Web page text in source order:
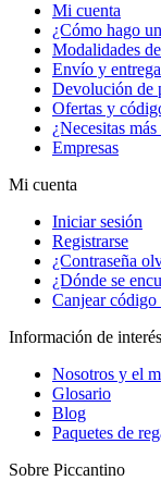
Mi cuenta
¿Cómo hago
Modalidades
Envío y entrega
Devolución de
Ofertas y
¿Necesitas
Empresas
Mi cuenta
Iniciar sesión
Registrarse
¿Contraseña
¿Dónde se
Canjear código
Información de interés
Nosotros y el
Glosario
Blog
Paquetes de
Sobre Piccantino